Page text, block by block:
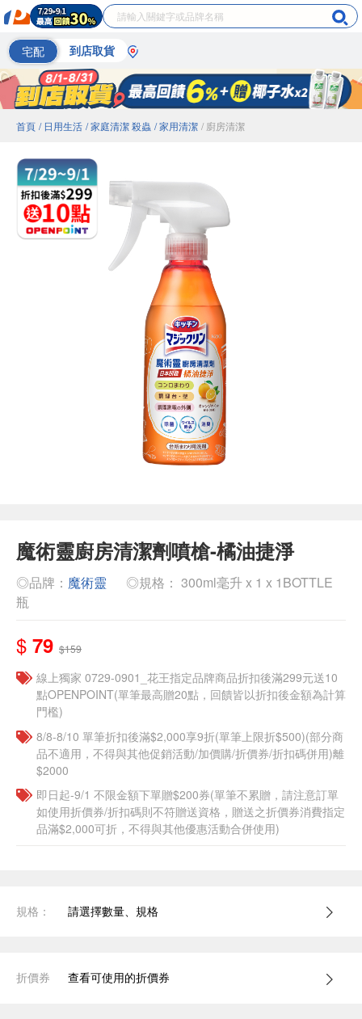
宅配 到店取貨
首頁 / 日用生活 / 家庭清潔 殺蟲 / 家用清潔 / 廚房清潔
魔術靈廚房清潔劑噴槍-橘油捷淨
◎品牌： 魔術靈
◎規格： 300ml毫升 x 1 x 1BOTTLE
瓶
$ 79 $159
線上獨家 0729-0901_花王指定品牌商品折扣後滿299元送10
點OPENPOINT(單筆最高贈20點，回饋皆以折扣後金額為計算
門檻)
8/8-8/10 單筆折扣後滿$2,000享9折(單筆上限折$500)(部分商
品不適用，不得與其他促銷活動/加價購/折價券/折扣碼併用)離
$2000
即日起-9/1 不限金額下單贈$200券(單筆不累贈，請注意訂單
如使用折價券/折扣碼則不符贈送資格，贈送之折價券消費指定
品滿$2,000可折，不得與其他優惠活動合併使用)
規格： 請選擇數量、規格
折價券 查看可使用的折價券